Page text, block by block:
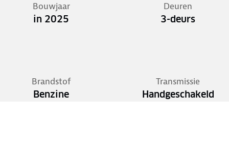
Bouwjaar
in 2025
Deuren
3-deurs
Brandstof
Benzine
Transmissie
Handgeschakeld